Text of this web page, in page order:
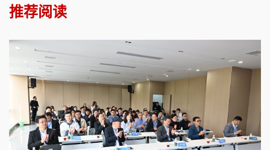
推荐阅读